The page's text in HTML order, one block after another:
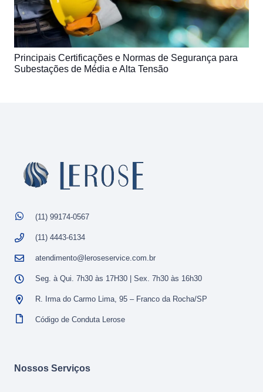
Principais Certificações e Normas de Segurança para
Subestações de Média e Alta Tensão
(11) 99174-0567
(11) 4443-6134
atendimento@leroseservice.com.br
Seg. à Qui. 7h30 às 17H30 | Sex. 7h30 às 16h30
R. Irma do Carmo Lima, 95 – Franco da Rocha/SP
Código de Conduta Lerose
Nossos Serviços